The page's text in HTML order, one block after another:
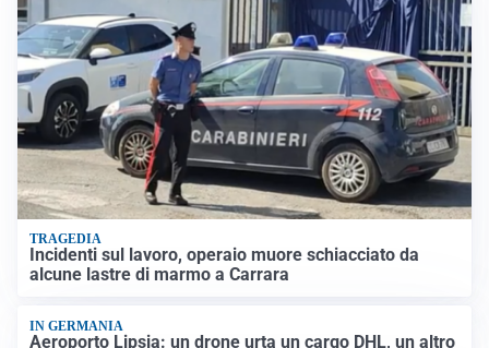
TRAGEDIA
Incidenti sul lavoro, operaio muore schiacciato da
alcune lastre di marmo a Carrara
IN GERMANIA
Aeroporto Lipsia: un drone urta un cargo DHL, un altro